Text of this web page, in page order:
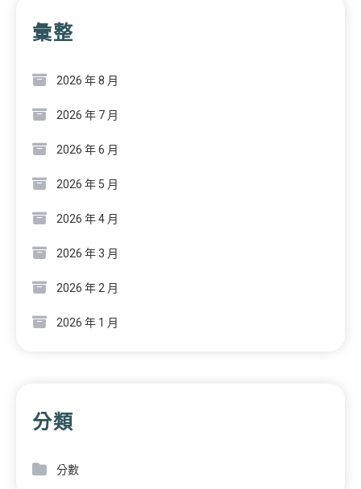
彙整
2026 年 8 月
2026 年 7 月
2026 年 6 月
2026 年 5 月
2026 年 4 月
2026 年 3 月
2026 年 2 月
2026 年 1 月
分類
分數